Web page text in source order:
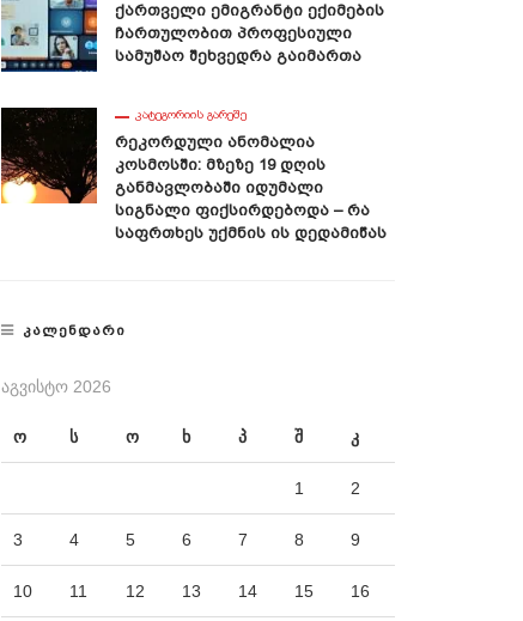
Ქართველი Ემიგრანტი Ექიმების
Ჩართულობით Პროფესიული
Სამუშაო Შეხვედრა Გაიმართა
ᲙᲐᲢᲔᲒᲝᲠᲘᲘᲡ ᲒᲐᲠᲔᲨᲔ
Რეკორდული Ანომალია
Კოსმოსში: Მზეზე 19 Დღის
Განმავლობაში Იდუმალი
Სიგნალი Ფიქსირდებოდა – Რა
Საფრთხეს Უქმნის Ის Დედამიწას
ᲙᲐᲚᲔᲜᲓᲐᲠᲘ
ᲐᲒᲕᲘᲡᲢᲝ 2026
ო ს ო ხ პ შ კ
1 2
3 4 5 6 7 8 9
10 11 12 13 14 15 16